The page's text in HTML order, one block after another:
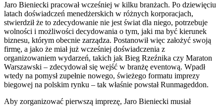
Jaro Bieniecki pracował wcześniej w kilku branżach. Po dziewięciu
latach doświadczeń menedżerskich w różnych korporacjach,
stwierdził że to zdecydowanie nie jest świat dla niego, potrzebuje
wolności i możliwości decydowania o tym, jaki ma być kierunek
biznesu, którym obecnie zarządza. Postanowił więc założyć swoją
firmę, a jako że miał już wcześniej doświadczenia z
organizowaniem wydarzeń, takich jak Bieg Rzeźnika czy Maraton
Warszawski – zdecydował się wejść w branżę eventową. Wpadł
wtedy na pomysł zupełnie nowego, świeżego formatu imprezy
biegowej na polskim rynku – tak właśnie powstał Runmageddon.
Aby zorganizować pierwszą imprezę, Jaro Bieniecki musiał